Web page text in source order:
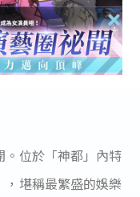
位於「神都」內特
堪稱最繁盛的娛樂